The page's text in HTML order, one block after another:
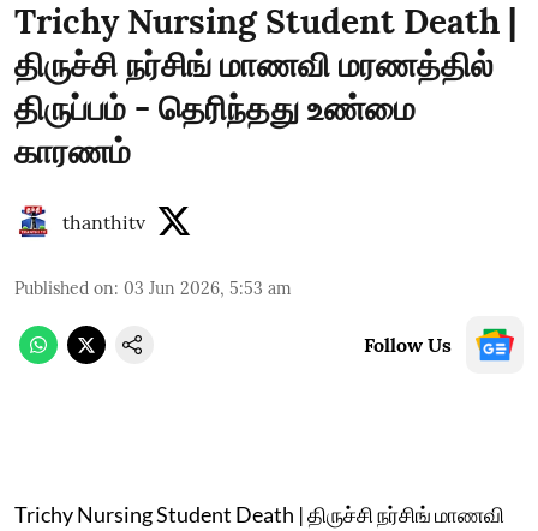
Trichy Nursing Student Death |
திருச்சி நர்சிங் மாணவி மரணத்தில்
திருப்பம் - தெரிந்தது உண்மை
காரணம்
thanthitv
Published on: 03 Jun 2026, 5:53 am
Follow Us
Trichy Nursing Student Death | திருச்சி நர்சிங் மாணவி